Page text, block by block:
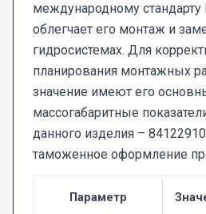
международному стандарту
облегчает его монтаж и
гидросистемах. Для
планирования монтажных
значение имеют его
массогабаритные
данного изделия –
таможенное оформление
Параметр